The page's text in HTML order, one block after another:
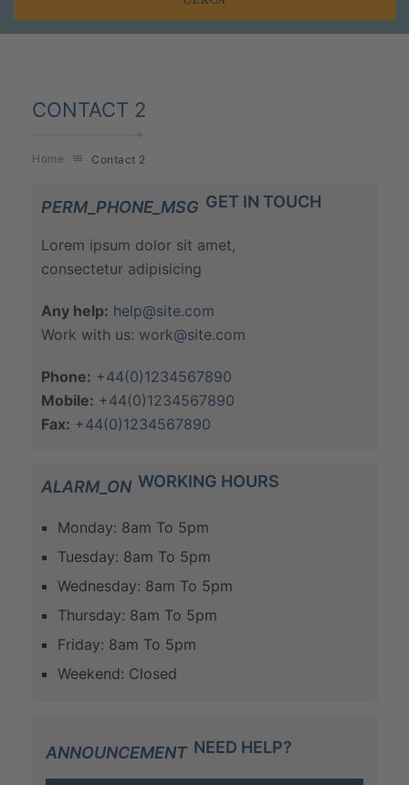
CONTACT 2
Home Contact 2
PERM_PHONE_MSG GET IN TOUCH
Lorem ipsum dolor sit amet,
consectetur adipisicing
Any help: help@site.com
Work with us: work@site.com
Phone: +44(0)1234567890
Mobile: +44(0)1234567890
Fax: +44(0)1234567890
ALARM_ON WORKING HOURS
Monday: 8am To 5pm
Tuesday: 8am To 5pm
Wednesday: 8am To 5pm
Thursday: 8am To 5pm
Friday: 8am To 5pm
Weekend: Closed
ANNOUNCEMENT NEED HELP?